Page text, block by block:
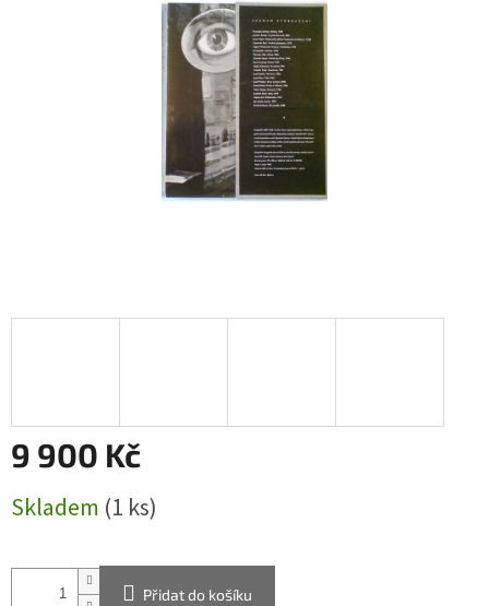
9 900 Kč
cena:
Skladem (1 ks)
Přidat do košíku